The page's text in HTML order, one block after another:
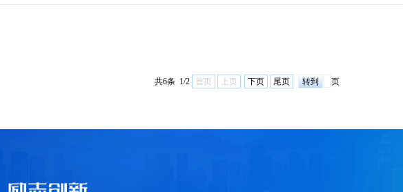
共6条 1/2 首页 上页 下页 尾页 页